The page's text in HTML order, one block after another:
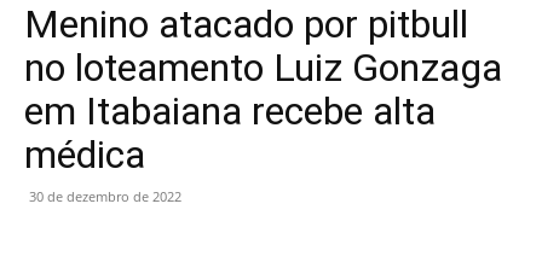
Menino atacado por pitbull
no loteamento Luiz Gonzaga
em Itabaiana recebe alta
médica
30 de dezembro de 2022